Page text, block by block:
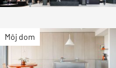
Môj dom